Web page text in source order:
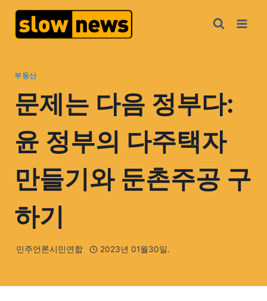
부동산
문제는 다음 정부다:
윤 정부의 다주택자
만들기와 둔촌주공 구
하기
민주언론시민연합 2023년 01월30일.